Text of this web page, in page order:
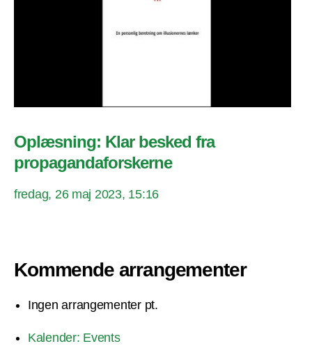
Oplæsning: Klar besked fra
propagandaforskerne
fredag, 26 maj 2023, 15:16
Kommende arrangementer
Ingen arrangementer pt.
Kalender: Events